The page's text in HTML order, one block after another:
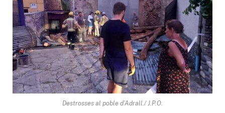
Destrosses al poble d’Adrall./ J.P.O.